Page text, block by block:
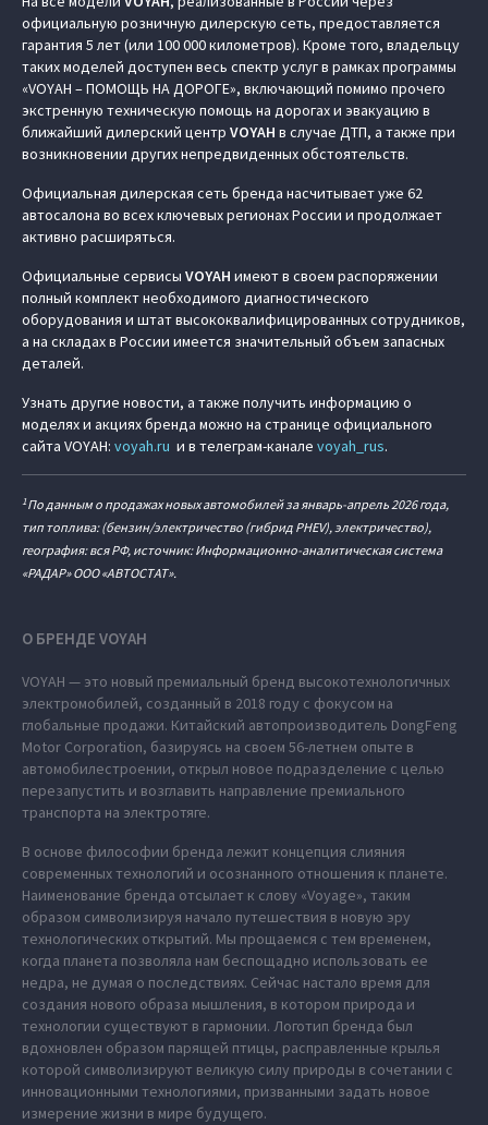
официальную розничную дилерскую сеть, предоставляется
гарантия 5 лет (или 100 000 километров). Кроме того, владельцу
таких моделей доступен весь спектр услуг в рамках программы
«VOYAH – ПОМОЩЬ НА ДОРОГЕ», включающий помимо прочего
экстренную техническую помощь на дорогах и эвакуацию в
ближайший дилерский центр VOYAH в случае ДТП, а также при
возникновении других непредвиденных обстоятельств.
Официальная дилерская сеть бренда насчитывает уже 62
автосалона во всех ключевых регионах России и продолжает
активно расширяться.
Официальные сервисы VOYAH имеют в своем распоряжении
полный комплект необходимого диагностического
оборудования и штат высококвалифицированных сотрудников,
а на складах в России имеется значительный объем запасных
деталей.
Узнать другие новости, а также получить информацию о
моделях и акциях бренда можно на странице официального
сайта VOYAH: voyah.ru и в телеграм-канале voyah_rus.
1По данным о продажах новых автомобилей за январь-апрель 2026 года,
тип топлива: (бензин/электричество (гибрид PHEV), электричество),
география: вся РФ, источник: Информационно-аналитическая система
«РАДАР» ООО «АВТОСТАТ».
О БРЕНДЕ VOYAH
VOYAH — это новый премиальный бренд высокотехнологичных
электромобилей, созданный в 2018 году с фокусом на
глобальные продажи. Китайский автопроизводитель DongFeng
Motor Corporation, базируясь на своем 56-летнем опыте в
автомобилестроении, открыл новое подразделение с целью
перезапустить и возглавить направление премиального
транспорта на электротяге.
В основе философии бренда лежит концепция слияния
современных технологий и осознанного отношения к планете.
Наименование бренда отсылает к слову «Voyage», таким
образом символизируя начало путешествия в новую эру
технологических открытий. Мы прощаемся с тем временем,
когда планета позволяла нам беспощадно использовать ее
недра, не думая о последствиях. Сейчас настало время для
создания нового образа мышления, в котором природа и
технологии существуют в гармонии. Логотип бренда был
вдохновлен образом парящей птицы, расправленные крылья
которой символизируют великую силу природы в сочетании с
инновационными технологиями, призванными задать новое
измерение жизни в мире будущего.